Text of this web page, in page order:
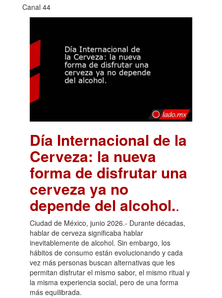
Canal 44
Día Internacional de la
Cerveza: la nueva
forma de disfrutar una
cerveza ya no
depende del alcohol..
Ciudad de México, junio 2026.- Durante décadas,
hablar de cerveza significaba hablar
inevitablemente de alcohol. Sin embargo, los
hábitos de consumo están evolucionando y cada
vez más personas buscan alternativas que les
permitan disfrutar el mismo sabor, el mismo ritual y
la misma experiencia social, pero de una forma
más equilibrada.